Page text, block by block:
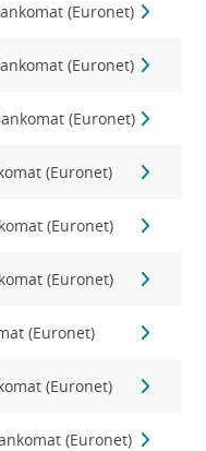
(Euronet)
(Euronet)
(Euronet)
(Euronet)
(Euronet)
(Euronet)
(Euronet)
(Euronet)
(Euronet)